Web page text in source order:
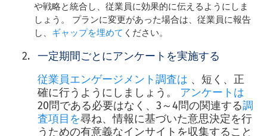
や戦略と統合し、従業員に効果的に伝えるようにしま
しょう。 プランに変更があった場合は、従業員に報告
し、 ギャップを埋めて ください。
一定期間ごとにアンケートを実施する
従業員エンゲージメント調査は 、短く、正
確に行うようにしましょう。 アンケートは
20問である必要はなく、3～4問の関連する調
査項目を尋ね、情報に基づいた意思決定を行
うための有意義なインサイトを収集すること